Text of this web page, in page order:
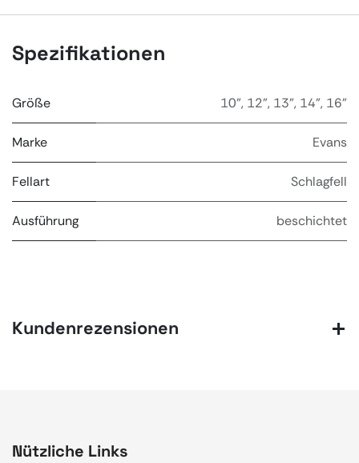
Spezifikationen
Größe 10", 12", 13", 14", 16"
Marke Evans
Fellart Schlagfell
Ausführung beschichtet
Kundenrezensionen
Nützliche Links